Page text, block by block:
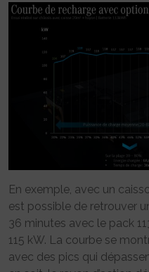
En exemple, avec un
est possible de retrouver
36 minutes avec le pack
115 kW. La courbe se
avec des pics qui